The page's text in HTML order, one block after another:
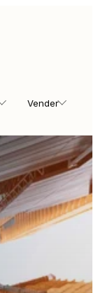
Vender